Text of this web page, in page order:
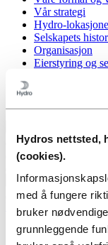
Hydros nettsted,
(cookies).
med å fungere
bruker
grunnleggende
Vår strategi
Hydro-
Selskapets
Organisasjon
Eierstyring og
Lukk
Media
Mediekontakt